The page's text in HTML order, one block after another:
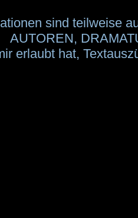
sind teilweise
AUTOREN,
erlaubt hat,